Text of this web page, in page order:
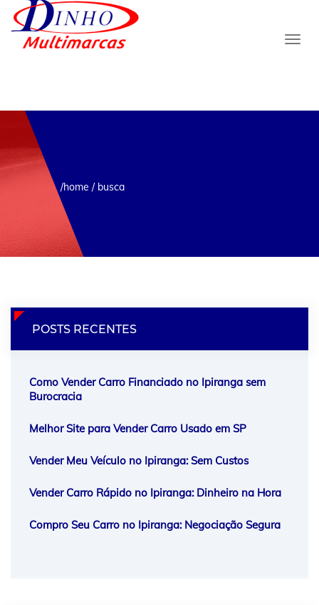
/home / busca
POSTS RECENTES
Como Vender Carro Financiado no Ipiranga sem
Burocracia
Melhor Site para Vender Carro Usado em SP
Vender Meu Veículo no Ipiranga: Sem Custos
Vender Carro Rápido no Ipiranga: Dinheiro na Hora
Compro Seu Carro no Ipiranga: Negociação Segura